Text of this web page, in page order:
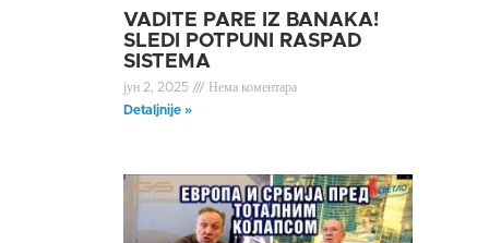
VADITE PARE IZ BANAKA!
SLEDI POTPUNI RASPAD
SISTEMA
јун 2, 2025
Нема коментара
Detaljnije »